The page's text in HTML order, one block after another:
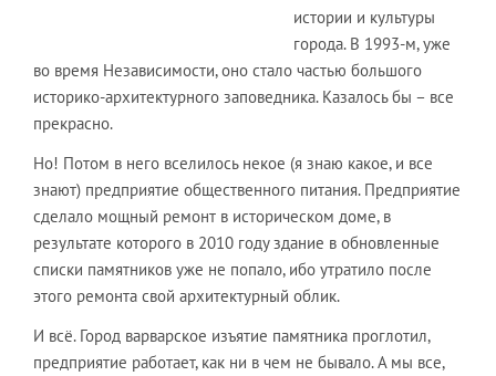
истории и культуры
города. В 1993-м, уже
во время Независимости, оно стало частью большого
историко-архитектурного заповедника. Казалось бы – все
прекрасно.
Но! Потом в него вселилось некое (я знаю какое, и все
знают) предприятие общественного питания. Предприятие
сделало мощный ремонт в историческом доме, в
результате которого в 2010 году здание в обновленные
списки памятников уже не попало, ибо утратило после
этого ремонта свой архитектурный облик.
И всё. Город варварское изъятие памятника проглотил,
предприятие работает, как ни в чем не бывало. А мы все,